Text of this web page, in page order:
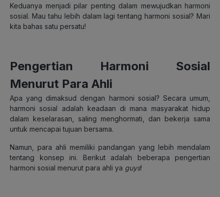
Keduanya menjadi pilar penting dalam mewujudkan harmoni
sosial. Mau tahu lebih dalam lagi tentang harmoni sosial? Mari
kita bahas satu persatu!
Pengertian Harmoni Sosial
Menurut Para Ahli
Apa yang dimaksud dengan harmoni sosial? Secara umum,
harmoni sosial adalah keadaan di mana masyarakat hidup
dalam keselarasan, saling menghormati, dan bekerja sama
untuk mencapai tujuan bersama.
Namun, para ahli memiliki pandangan yang lebih mendalam
tentang konsep ini. Berikut adalah beberapa pengertian
harmoni sosial menurut para ahli ya guys!